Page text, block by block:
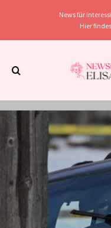
News für
Hier